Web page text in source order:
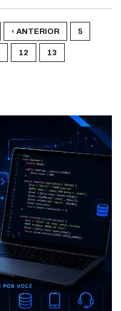
‹ ANTERIOR 5
12 13